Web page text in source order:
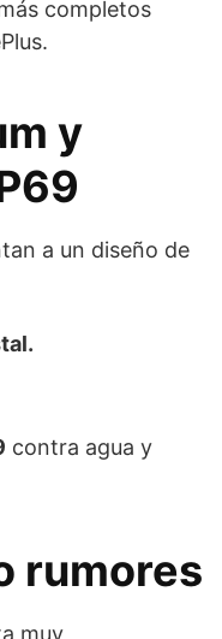
completos
y
a un diseño de
contra agua y
rumores
muy